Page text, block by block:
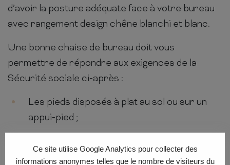
Ce site utilise Google Analytics pour collecter des
informations anonymes telles que le nombre de visiteurs du
d’avoir la posture adéquate face à votre bureau
avec rangement design chêne blanchi et blanc.
Une bonne chaise de bureau doit vous
permettre de répondre aux exigences de la
Sécurité sociale ci-après :
Les pieds disposés à plat au sol ou sur un
appui-pied ;
degrés ;